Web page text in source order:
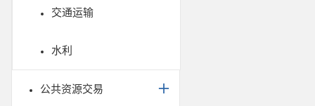
交通运输
水利
公共资源交易